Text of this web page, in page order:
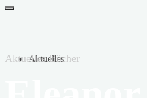
Aktuelles
Aktuelles Bücher